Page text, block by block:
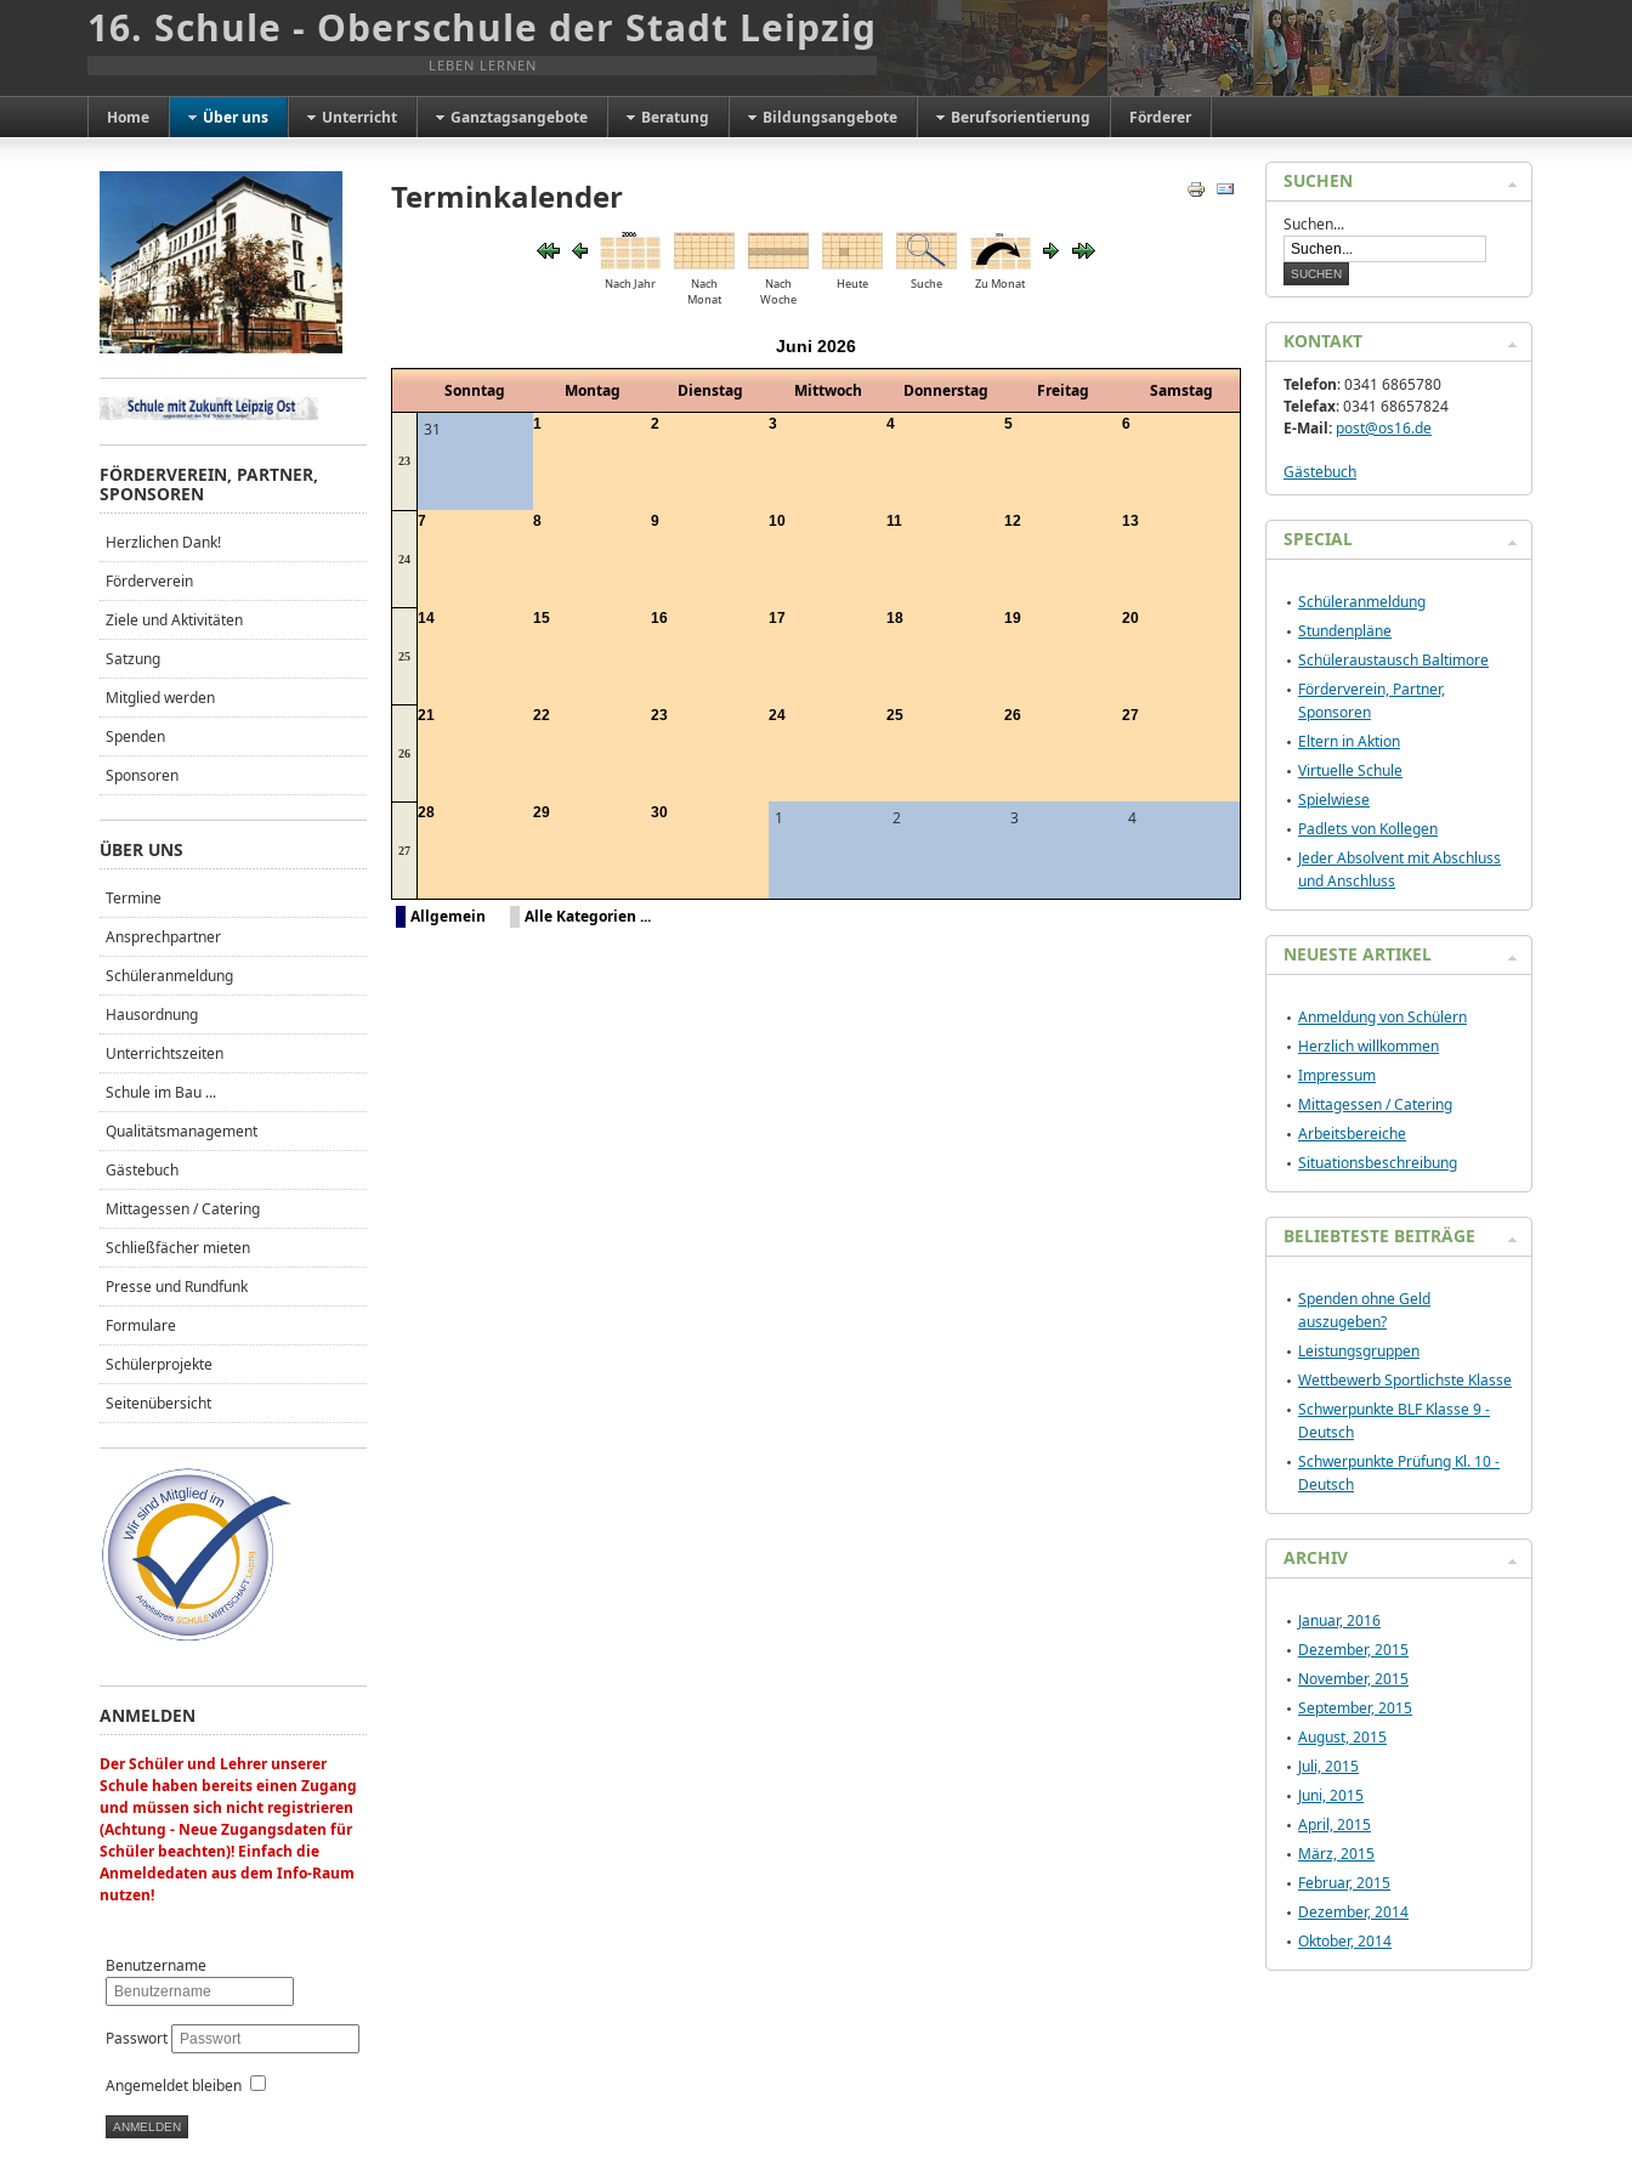
16. Schule - Oberschule der Stadt Leipzig
LEBEN LERNEN
Home Über uns Unterricht Ganztagsangebote Beratung Bildungsangebote Berufsorientierung Förderer
Terminkalender
Nach Jahr
Nach
Monat
Nach
Woche
Heute Suche Zu Monat
Juni 2026
Sonntag Montag Dienstag Mittwoch Donnerstag Freitag Samstag
23
31 1 2 3 4 5 6
24
7 8 9 10 11 12 13
25
14 15 16 17 18 19 20
26
21 22 23 24 25 26 27
27
28 29 30 1 2 3 4
Allgemein Alle Kategorien ...
FÖRDERVEREIN, PARTNER,
SPONSOREN
Herzlichen Dank!
Förderverein
Ziele und Aktivitäten
Satzung
Mitglied werden
Spenden
Sponsoren
ÜBER UNS
Termine
Ansprechpartner
Schüleranmeldung
Hausordnung
Unterrichtszeiten
Schule im Bau ...
Qualitätsmanagement
Gästebuch
Mittagessen / Catering
Schließfächer mieten
Presse und Rundfunk
Formulare
Schülerprojekte
Seitenübersicht
ANMELDEN
Der Schüler und Lehrer unserer
Schule haben bereits einen Zugang
und müssen sich nicht registrieren
(Achtung - Neue Zugangsdaten für
Schüler beachten)! Einfach die
Anmeldedaten aus dem Info-Raum
nutzen!
Benutzername
Passwort
Angemeldet bleiben
SUCHEN
Suchen...
KONTAKT
Telefon: 0341 6865780
Telefax: 0341 68657824
E-Mail: post@os16.de
Gästebuch
SPECIAL
Schüleranmeldung
Stundenpläne
Schüleraustausch Baltimore
Förderverein, Partner,
Sponsoren
Eltern in Aktion
Virtuelle Schule
Spielwiese
Padlets von Kollegen
Jeder Absolvent mit Abschluss
und Anschluss
NEUESTE ARTIKEL
Anmeldung von Schülern
Herzlich willkommen
Impressum
Mittagessen / Catering
Arbeitsbereiche
Situationsbeschreibung
BELIEBTESTE BEITRÄGE
Spenden ohne Geld
auszugeben?
Leistungsgruppen
Wettbewerb Sportlichste Klasse
Schwerpunkte BLF Klasse 9 -
Deutsch
Schwerpunkte Prüfung Kl. 10 -
Deutsch
ARCHIV
Januar, 2016
Dezember, 2015
November, 2015
September, 2015
August, 2015
Juli, 2015
Juni, 2015
April, 2015
März, 2015
Februar, 2015
Dezember, 2014
Oktober, 2014